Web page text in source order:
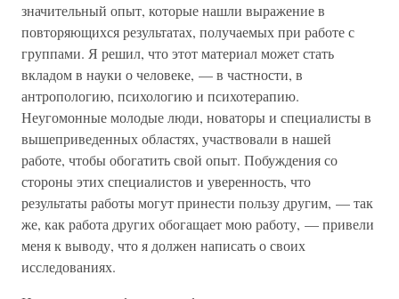
значительный опыт, которые нашли выражение в
повторяющихся результатах, получаемых при работе с
группами. Я решил, что этот материал может стать
вкладом в науки о человеке, — в частности, в
антропологию, психологию и психотерапию.
Неугомонные молодые люди, новаторы и специалисты в
вышеприведенных областях, участвовали в нашей
работе, чтобы обогатить свой опыт. Побуждения со
стороны этих специалистов и уверенность, что
результаты работы могут принести пользу другим, — так
же, как работа других обогащает мою работу, — привели
меня к выводу, что я должен написать о своих
исследованиях.